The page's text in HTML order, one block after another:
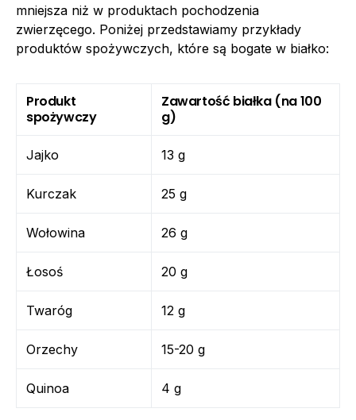
mniejsza niż w produktach pochodzenia
zwierzęcego. Poniżej przedstawiamy przykłady
produktów spożywczych, które są bogate w białko:
Produkt
spożywczy
Zawartość białka (na 100
g)
Jajko 13 g
Kurczak 25 g
Wołowina 26 g
Łosoś 20 g
Twaróg 12 g
Orzechy 15-20 g
Quinoa 4 g